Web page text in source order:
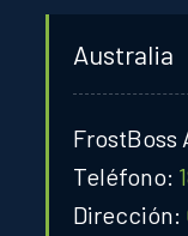
Australia
FrostBoss
Teléfono:
Dirección: